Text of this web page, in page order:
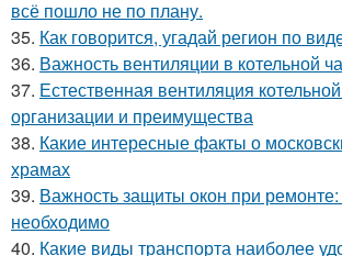
всё пошло не по плану.
35. Как говорится, угадай регион по
36. Важность вентиляции в котельной
37. Естественная вентиляция
организации и преимущества
38. Какие интересные факты о
храмах
39. Важность защиты окон при
необходимо
40. Какие виды транспорта наиболее